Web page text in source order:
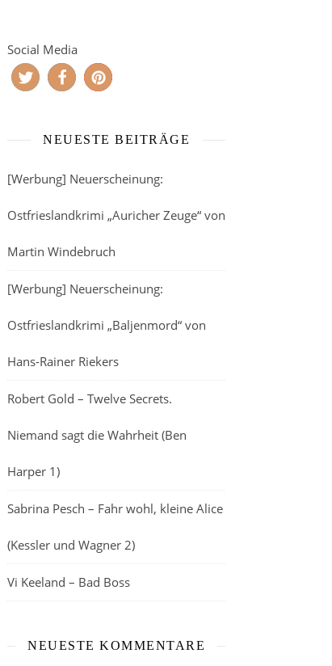
Social Media
NEUESTE BEITRÄGE
[Werbung] Neuerscheinung:
Ostfrieslandkrimi „Auricher Zeuge“ von
Martin Windebruch
[Werbung] Neuerscheinung:
Ostfrieslandkrimi „Baljenmord“ von
Hans-Rainer Riekers
Robert Gold – Twelve Secrets.
Niemand sagt die Wahrheit (Ben
Harper 1)
Sabrina Pesch – Fahr wohl, kleine Alice
(Kessler und Wagner 2)
Vi Keeland – Bad Boss
NEUESTE KOMMENTARE